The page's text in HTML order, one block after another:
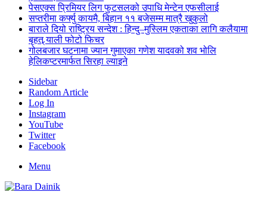
पेसएक्स प्रिमियर लिग फुटसलको उपाधि मेन्टेन एफसीलाई
सप्तरीमा कर्फ्यु कायमै, बिहान ११ बजेसम्म मात्रै खुकुलो
बाराले दियो राष्ट्रिय सन्देश : हिन्दु–मुस्लिम एकताका लागि कलैयामा
बृहत् र्‍याली फोटो फिचर
गोलबजार घटनामा ज्यान गुमाएका गणेश यादवको शव भोलि
हेलिकप्टरमार्फत सिरहा ल्याइने
Sidebar
Random Article
Log In
Instagram
YouTube
Twitter
Facebook
Menu